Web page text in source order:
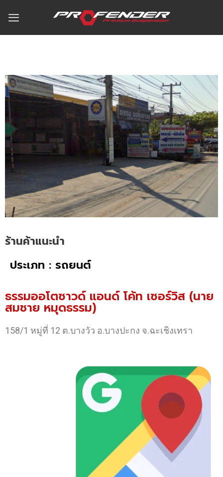
ร้านค้าแนะนำ
ประเภท : รถยนต์
ธรรมออโตซาวด์ แอนด์ โค้ท เซอร์วิส (นาย
สมชาย หมุดธรรม)
158/1 หมู่ที่ 12 ต.บางวัว อ.บางปะกง จ.ฉะเชิงเทรา